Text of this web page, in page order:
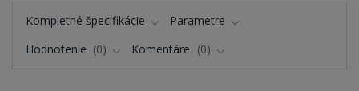
Kompletné špecifikácie
Parametre
Hodnotenie
0 Komentáre 0